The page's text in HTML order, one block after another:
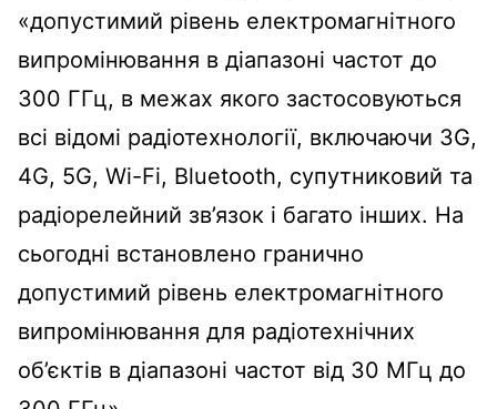
«допустимий рівень електромагнітного
випромінювання в діапазоні частот до
300 ГГц, в межах якого застосовуються
всі відомі радіотехнології, включаючи 3G,
4G, 5G, Wi-Fi, Bluetooth, супутниковий та
радіорелейний зв’язок і багато інших. На
сьогодні встановлено гранично
допустимий рівень електромагнітного
випромінювання для радіотехнічних
об’єктів в діапазоні частот від 30 МГц до